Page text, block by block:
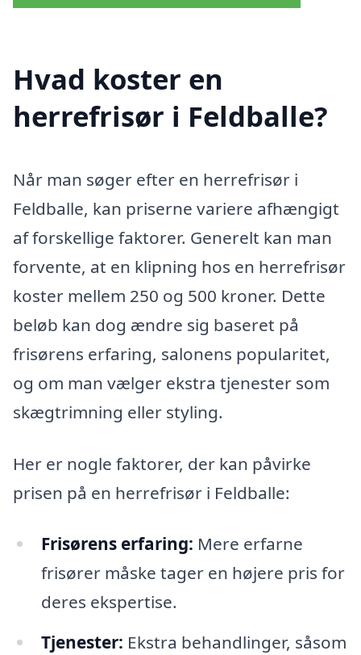
Hvad koster en
herrefrisør i Feldballe?
Når man søger efter en herrefrisør i
Feldballe, kan priserne variere afhængigt
af forskellige faktorer. Generelt kan man
forvente, at en klipning hos en herrefrisør
koster mellem 250 og 500 kroner. Dette
beløb kan dog ændre sig baseret på
frisørens erfaring, salonens popularitet,
og om man vælger ekstra tjenester som
skægtrimning eller styling.
Her er nogle faktorer, der kan påvirke
prisen på en herrefrisør i Feldballe:
Frisørens erfaring: Mere erfarne
frisører måske tager en højere pris for
deres ekspertise.
Tjenester: Ekstra behandlinger, såsom